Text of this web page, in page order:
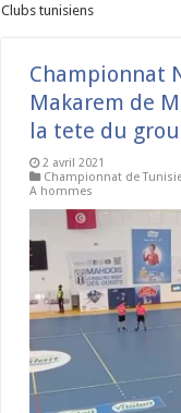
Clubs tunisiens
Championnat
Makarem de
la tete du
2 avril 2021
Championnat de
A hommes